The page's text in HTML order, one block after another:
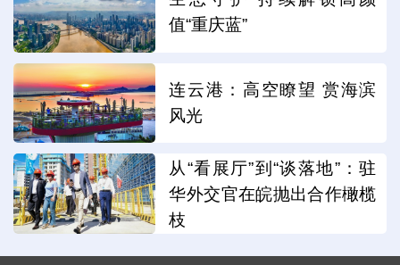
值“重庆蓝”
连云港：高空瞭望 赏海滨
风光
从“看展厅”到“谈落地”：驻
华外交官在皖抛出合作橄榄
枝